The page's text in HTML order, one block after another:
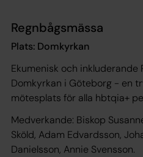
Regnbågsmässa
Plats: Domkyrkan
Ekumenisk och inkluderande
Domkyrkan i Göteborg - en
mötesplats för alla hbtqia+
Medverkande: Biskop
Sköld, Adam Edvardsson,
Danielsson, Annie Svensson.